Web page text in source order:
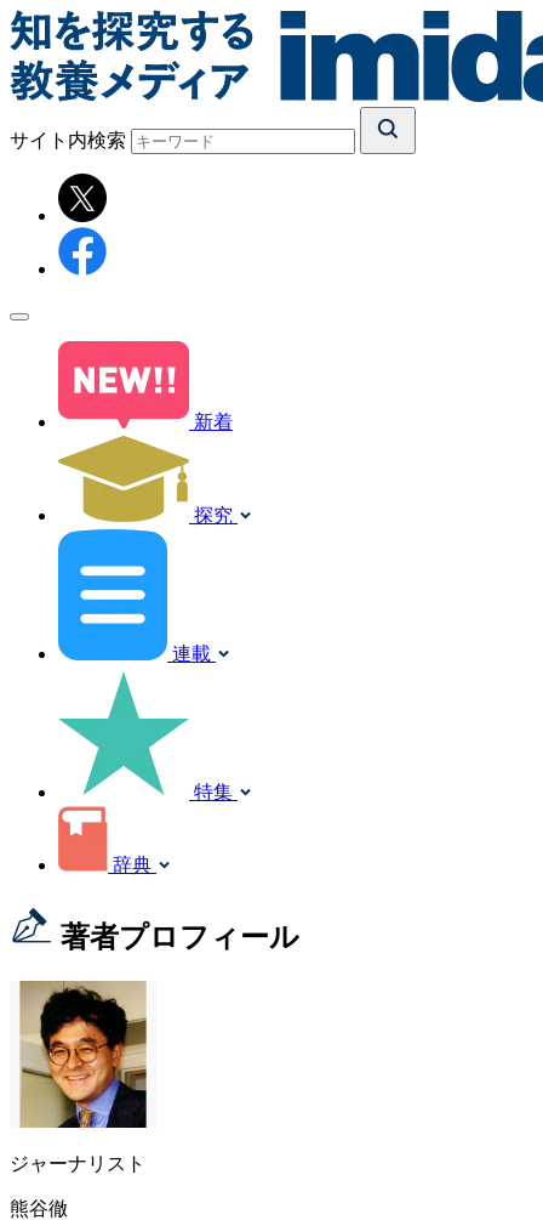
サイト内検索
新着
探究
連載
特集
辞典
著者プロフィール
ジャーナリスト
熊谷徹